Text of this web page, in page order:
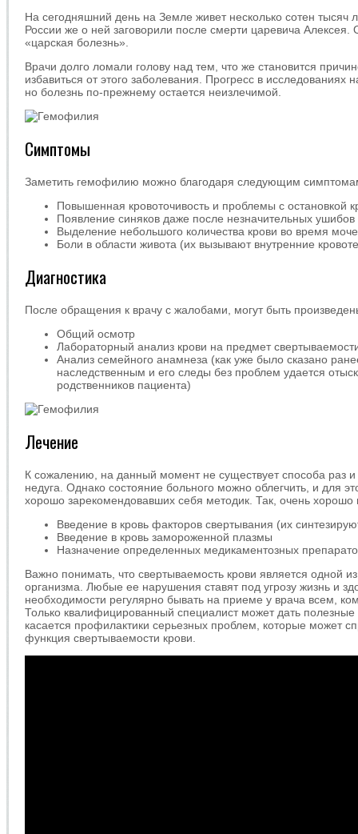
На сегодняшний день на Земле живет несколько сотен
России же о ней заговорили после смерти царевича Алексея.
«царская болезнь».
Врачи долго ломали голову над тем, что же становится
избавиться от этого заболевания. Прогресс в исследованиях
но болезнь по-прежнему остается неизлечимой.
Симптомы
Заметить гемофилию можно благодаря следующим
Повышенная кровоточивость и проблемы с остановкой
Появление синяков даже после незначительных ушибов
Выделение небольшого количества крови во время
Боли в области живота (их вызывают внутренние
Диагностика
После обращения к врачу с жалобами, могут быть
Общий осмотр
Лабораторный анализ крови на предмет
Анализ семейного анамнеза (как уже было сказано
наследственным и его следы без проблем удается
родственников пациента)
Лечение
К сожалению, на данный момент не существует способа раз и
недуга. Однако состояние больного можно облегчить, и для
хорошо зарекомендовавших себя методик. Так, очень хорошо
Введение в кровь факторов свертывания (их
Введение в кровь замороженной плазмы
Назначение определенных медикаментозных
Важно понимать, что свертываемость крови является одной
организма. Любые ее нарушения ставят под угрозу жизнь и
необходимости регулярно бывать на приеме у врача всем,
Только квалифицированный специалист может дать
касается профилактики серьезных проблем, которые может
функция свертываемости крови.